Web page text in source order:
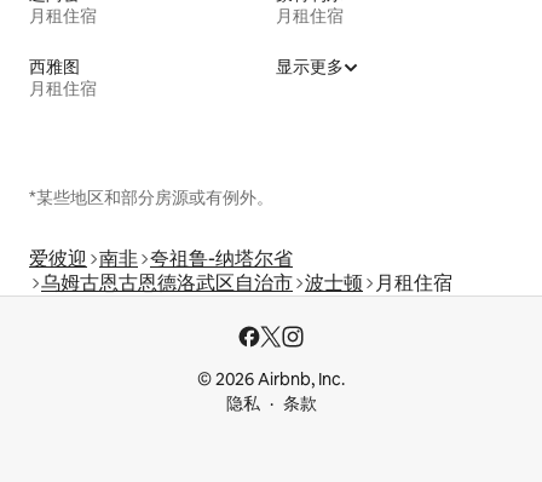
月租住宿
月租住宿
西雅图
月租住宿
显示更多
*某些地区和部分房源或有例外。
爱彼迎 南非 夸祖鲁-纳塔尔省
乌姆古恩古恩德洛武区自治市 波士顿 月租住宿
© 2026 Airbnb, Inc.
隐私
条款